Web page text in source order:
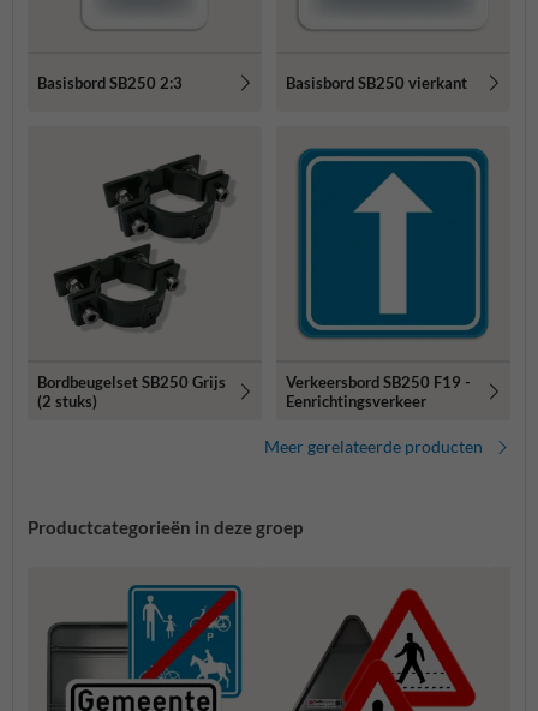
Basisbord SB250 2:3 Basisbord SB250 vierkant
Bordbeugelset SB250 Grijs
(2 stuks)
Verkeersbord SB250 F19 -
Eenrichtingsverkeer
Meer gerelateerde producten
Productcategorieën in deze groep